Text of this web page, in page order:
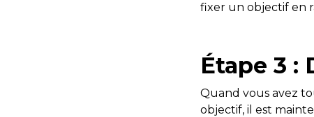
fixer un objectif en
Étape 3 :
Quand vous avez
objectif, il est